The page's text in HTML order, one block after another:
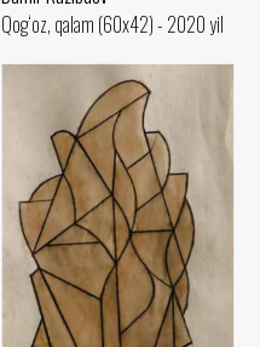
Qog‘oz, qalam (60x42) - 2020 yil